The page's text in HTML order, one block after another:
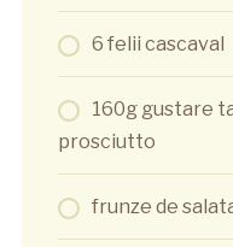
6 felii cascaval
160g gustare
prosciutto
frunze de